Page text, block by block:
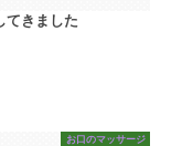
てきました
お口のマッサージ